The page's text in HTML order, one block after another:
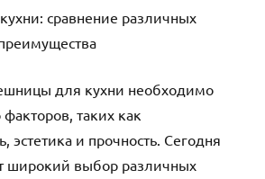
сравнение различных
для кухни необходимо
таких как
эстетика и прочность. Сегодня
широкий выбор различных